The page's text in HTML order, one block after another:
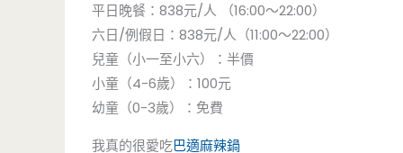
平日晚餐：838元/人 （16:00～22:00）
六日/例假日：838元/人（11:00～22:00）
兒童（小一至小六）：半價
小童（4-6歲）：100元
幼童（0-3歲）：免費
我真的很愛吃巴適麻辣鍋